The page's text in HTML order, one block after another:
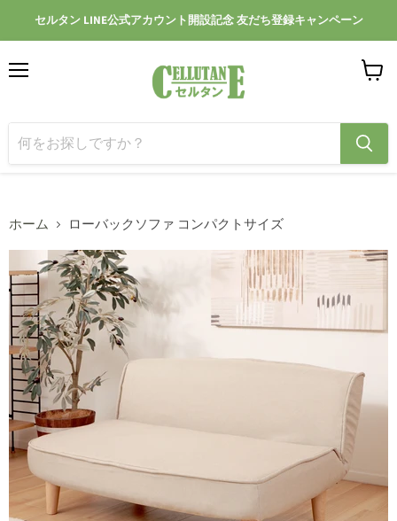
セルタン LINE公式アカウント開設記念 友だち登録キャンペーン
ー
見
ホーム ローバックソファ コンパクトサイズ